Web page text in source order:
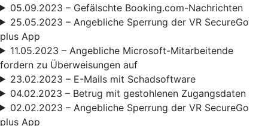
05.09.2023 – Gefälschte Booking.com-Nachrichten
25.05.2023 – Angebliche Sperrung der VR SecureGo
plus App
11.05.2023 – Angebliche Microsoft-Mitarbeitende
fordern zu Überweisungen auf
23.02.2023 – E-Mails mit Schadsoftware
04.02.2023 – Betrug mit gestohlenen Zugangsdaten
02.02.2023 – Angebliche Sperrung der VR SecureGo
plus App